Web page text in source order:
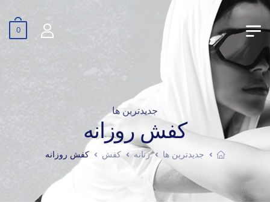
0
جدیدترین ها
کفش روزانه
جدیدترین ها زنانه کفش کفش روزانه